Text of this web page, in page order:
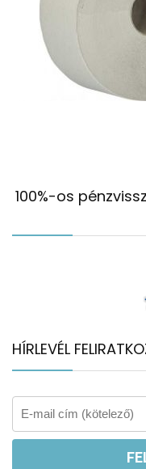
100%-os
HÍRLEVÉL